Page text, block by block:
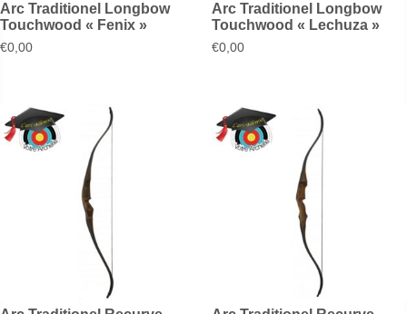
Arc Traditionel Longbow
Touchwood « Fenix »
€0,00
Arc Traditionel Longbow
Touchwood « Lechuza »
€0,00